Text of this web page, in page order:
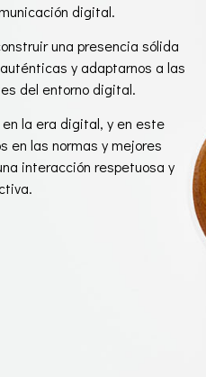
digital.
una presencia sólida
y adaptarnos a las
del entorno digital.
la era digital, y en este
en las normas y mejores
interacción respetuosa y